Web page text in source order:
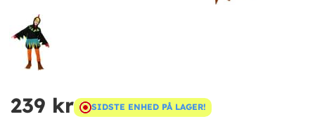
239 kr SIDSTE ENHED PÅ LAGER!